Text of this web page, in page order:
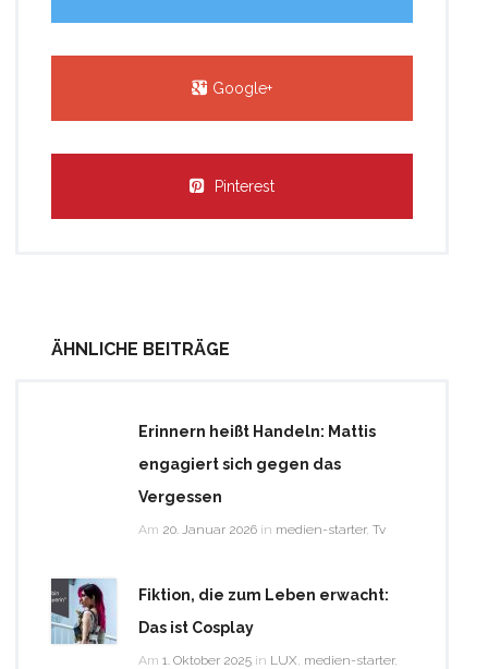
Google+
Pinterest
ÄHNLICHE BEITRÄGE
Erinnern heißt Handeln: Mattis
engagiert sich gegen das
Vergessen
Am 20. Januar 2026 in medien-starter, Tv
Fiktion, die zum Leben erwacht:
Das ist Cosplay
Am 1. Oktober 2025 in LUX, medien-starter,